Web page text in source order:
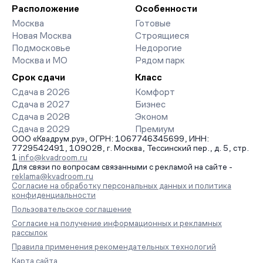
организует просмотр и поможет одобрить ипотеку по
минимальной ставке. Чтобы зафиксировать цену, оставьте
заявку на обратный звонок.
Расположение
Москва
Новая Москва
Подмосковье
Москва и МО
Особенности
Готовые
Строящиеся
Недорогие
Рядом парк
Срок сдачи
Сдача в 2026
Сдача в 2027
Сдача в 2028
Сдача в 2029
Класс
Комфорт
Бизнес
Эконом
Премиум
ООО «Квадрум.ру», ОГРН: 1067746345699, ИНН:
7729542491, 109028, г. Москва, Тессинский пер., д. 5, стр.
1 info@kvadroom.ru
Для связи по вопросам связанными с рекламой на сайте -
reklama@kvadroom.ru
Согласие на обработку персональных данных и политика
конфиденциальности
Пользовательское соглашение
Согласие на получение информационных и рекламных
рассылок
Правила применения рекомендательных технологий
Карта сайта